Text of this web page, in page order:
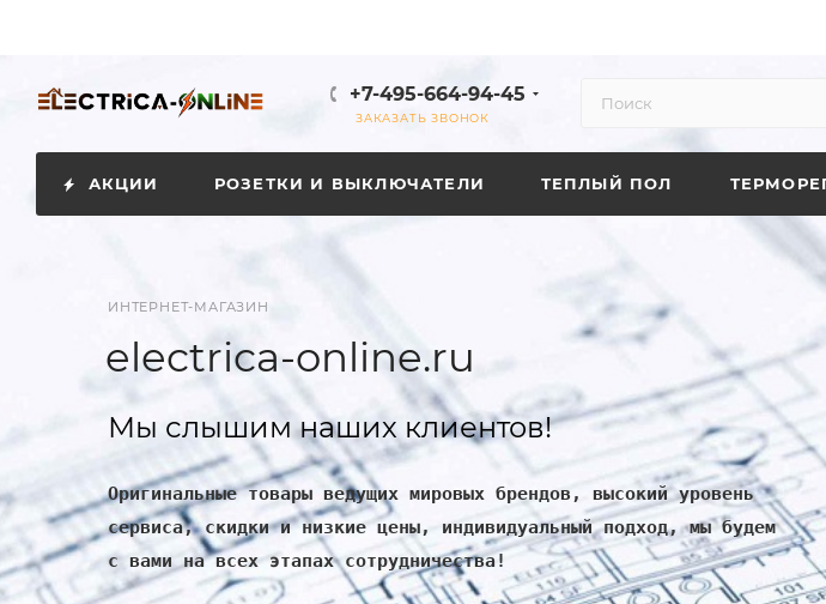
+7-495-664-94-45
ЗАКАЗАТЬ ЗВОНОК
АКЦИИ РОЗЕТКИ И ВЫКЛЮЧАТЕЛИ ТЕПЛЫЙ ПОЛ
ИНТЕРНЕТ-МАГАЗИН
electrica-online.ru
Мы слышим наших клиентов!
Оригинальные товары ведущих мировых брендов, высокий уровень
сервиса, скидки и низкие цены, индивидуальный подход, мы будем
с вами на всех этапах сотрудничества!